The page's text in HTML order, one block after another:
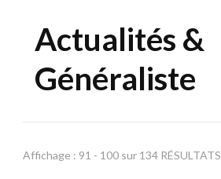
Actualités &
Généraliste
Affichage : 91 - 100 sur 134 RÉSULTATS